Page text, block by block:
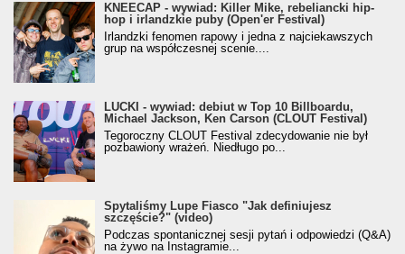
KNEECAP - wywiad: Killer Mike, rebeliancki hip-
hop i irlandzkie puby (Open'er Festival)
Irlandzki fenomen rapowy i jedna z najciekawszych
grup na współczesnej scenie....
LUCKI - wywiad: debiut w Top 10 Billboardu,
Michael Jackson, Ken Carson (CLOUT Festival)
Tegoroczny CLOUT Festival zdecydowanie nie był
pozbawiony wrażeń. Niedługo po...
Spytaliśmy Lupe Fiasco "Jak definiujesz
szczęście?" (video)
Podczas spontanicznej sesji pytań i odpowiedzi (Q&A)
na żywo na Instagramie...